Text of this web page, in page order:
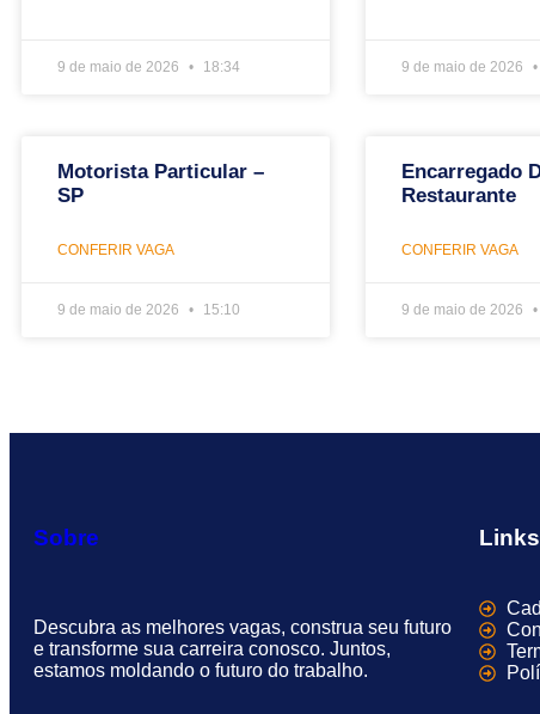
9 de maio de 2026 18:34 9 de maio de 2026
Motorista Particular –
SP
CONFERIR VAGA
9 de maio de 2026 15:10
Encarregado
Restaurante
CONFERIR VAGA
9 de maio de 2026
Sobre
Descubra as melhores vagas, construa seu futuro
e transforme sua carreira conosco. Juntos,
estamos moldando o futuro do trabalho.